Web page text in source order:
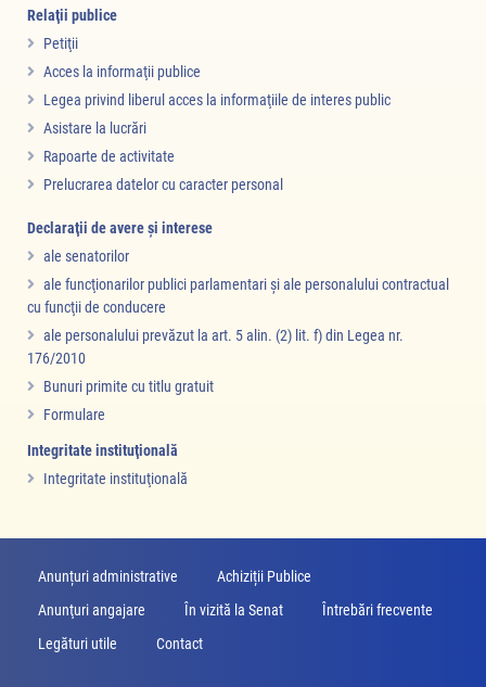
Relaţii publice
Petiţii
Acces la informaţii publice
Legea privind liberul acces la informaţiile de interes public
Asistare la lucrări
Rapoarte de activitate
Prelucrarea datelor cu caracter personal
Declaraţii de avere şi interese
ale senatorilor
ale funcţionarilor publici parlamentari şi ale personalului contractual
cu funcţii de conducere
ale personalului prevăzut la art. 5 alin. (2) lit. f) din Legea nr.
176/2010
Bunuri primite cu titlu gratuit
Formulare
Integritate instituţională
Integritate instituţională
Anunțuri administrative
Achiziții Publice
Anunţuri angajare
În vizită la Senat
Întrebări frecvente
Legături utile
Contact